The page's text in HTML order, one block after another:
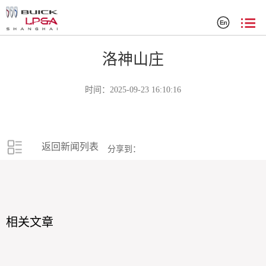
洛神山庄
时间：2025-09-23 16:10:16
返回新闻列表 分享到：
相关文章